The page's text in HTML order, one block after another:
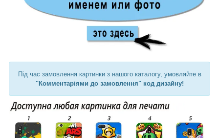
Під час замовлення картинки з нашого каталогу, умовляйте в
"Комментаріями до замовлення" код дизайну!